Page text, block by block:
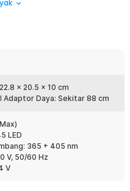
yang sangat fleksibel.
kutek kuku yang Anda
untuk memiliki
45 buah LED dengan daya
sangat cepat dan efisien.
sensor infra merah
Anda dan secara otomatis
kebutuhan. Hal ini tidak
x 20.5 x 10 cm
Adaptor Daya: Sekitar 88 cm
LED
365 + 405 nm
V, 50/60 Hz
V